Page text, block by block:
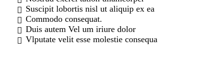
Suscipit lobortis nisl ut aliquip ex ea
Commodo consequat.
Duis autem Vel um iriure dolor
Vlputate velit esse molestie consequa